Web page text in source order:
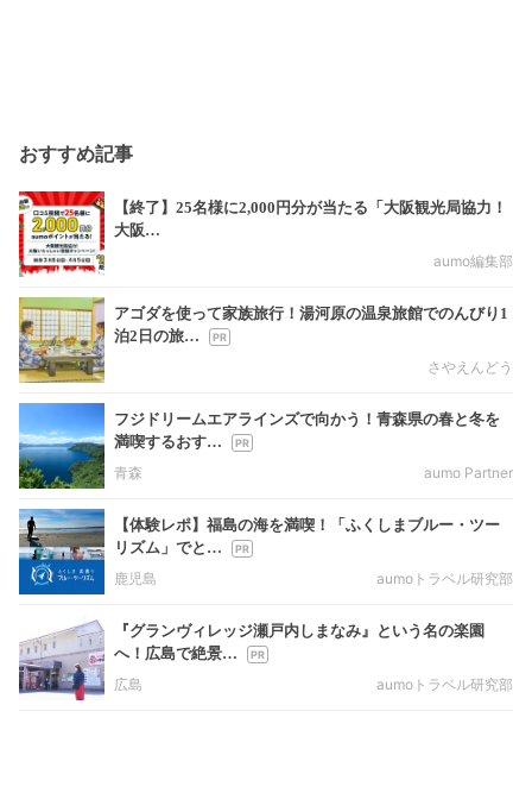
おすすめ記事
【終了】25名様に2,000円分が当たる「大阪観光局協力！
大阪…
aumo編集部
アゴダを使って家族旅行！湯河原の温泉旅館でのんびり1
泊2日の旅…
さやえんどう
フジドリームエアラインズで向かう！青森県の春と冬を
満喫するおす…
青森
aumo Partner
【体験レポ】福島の海を満喫！「ふくしまブルー・ツー
リズム」でと…
鹿児島
aumoトラベル研究部
『グランヴィレッジ瀬戸内しまなみ』という名の楽園
へ！広島で絶景…
広島
aumoトラベル研究部